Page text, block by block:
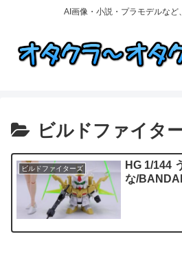
AI画像・小説・プラモデルなど
ビルドファイタ
ビルドファイターズ
HG 1/144
な/BANDAI